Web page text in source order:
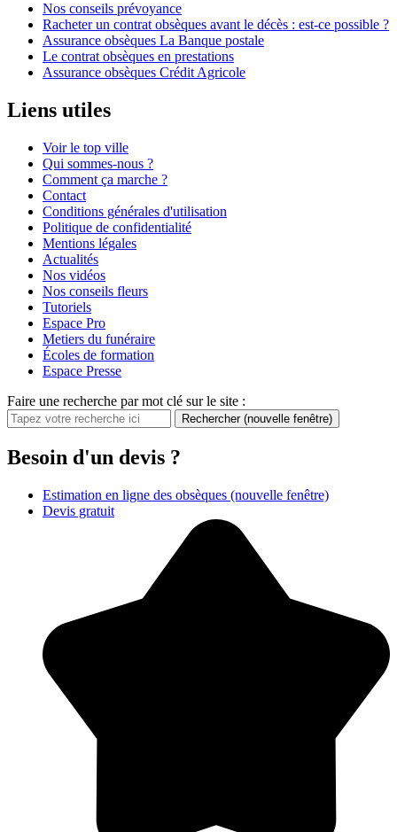
Nos conseils prévoyance
Racheter un contrat obsèques avant le décès : est-ce possible ?
Assurance obsèques La Banque postale
Le contrat obsèques en prestations
Assurance obsèques Crédit Agricole
Liens utiles
Voir le top ville
Qui sommes-nous ?
Comment ça marche ?
Contact
Conditions générales d'utilisation
Politique de confidentialité
Mentions légales
Actualités
Nos vidéos
Nos conseils fleurs
Tutoriels
Espace Pro
Metiers du funéraire
Écoles de formation
Espace Presse
Faire une recherche par mot clé sur le site :
Rechercher (nouvelle fenêtre)
Besoin d'un devis ?
Estimation en ligne des obsèques (nouvelle fenêtre)
Devis gratuit